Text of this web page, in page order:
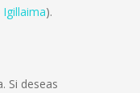
Igillaima).
Si deseas